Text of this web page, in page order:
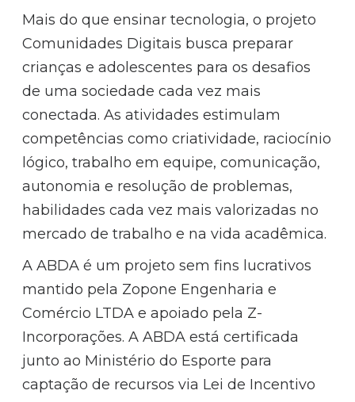
Mais do que ensinar tecnologia, o projeto
Comunidades Digitais busca preparar
crianças e adolescentes para os desafios
de uma sociedade cada vez mais
conectada. As atividades estimulam
competências como criatividade, raciocínio
lógico, trabalho em equipe, comunicação,
autonomia e resolução de problemas,
habilidades cada vez mais valorizadas no
mercado de trabalho e na vida acadêmica.
A ABDA é um projeto sem fins lucrativos
mantido pela Zopone Engenharia e
Comércio LTDA e apoiado pela Z-
Incorporações. A ABDA está certificada
junto ao Ministério do Esporte para
captação de recursos via Lei de Incentivo